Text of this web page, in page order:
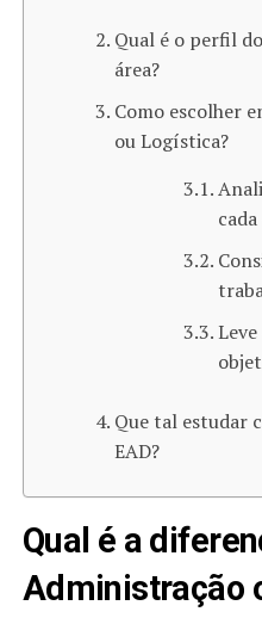
Qual é o perfil
área?
Como escolher
ou Logística?
Que tal estudar
EAD?
Qual é a
Administração